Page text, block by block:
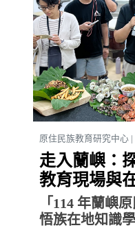
原住民族教育研究中心 |
走入蘭嶼：
教育現場與
「114 年蘭嶼
悟族在地知識